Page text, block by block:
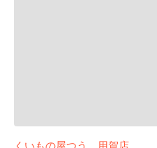
くいもの屋つう 用賀店